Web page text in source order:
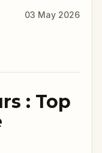
03 May 2026
: Top